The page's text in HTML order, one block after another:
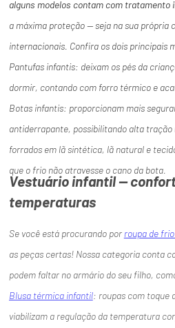
alguns modelos contam com tratamento
a máxima proteção — seja na sua própria
internacionais. Confira os dois principais
Pantufas infantis: deixam os pés da
dormir, contando com forro térmico e
Botas infantis: proporcionam mais
antiderrapante, possibilitando alta tração
forrados em lã sintética, lã natural e
que o frio não atravesse o cano da bota.
Vestuário infantil —
temperaturas
Se você está procurando por roupa de
as peças certas! Nossa categoria conta
podem faltar no armário do seu filho,
Blusa térmica infantil: roupas com toque
viabilizam a regulação da temperatura